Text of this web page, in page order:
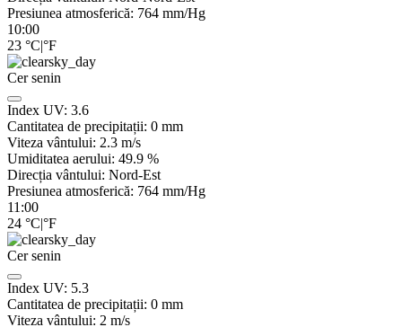
Presiunea atmosferică: 764 mm/Hg
10:00
23 °C|°F
Cer senin
Index UV: 3.6
Cantitatea de precipitații: 0 mm
Viteza vântului: 2.3 m/s
Umiditatea aerului: 49.9 %
Direcția vântului: Nord-Est
Presiunea atmosferică: 764 mm/Hg
11:00
24 °C|°F
Cer senin
Index UV: 5.3
Cantitatea de precipitații: 0 mm
Viteza vântului: 2 m/s